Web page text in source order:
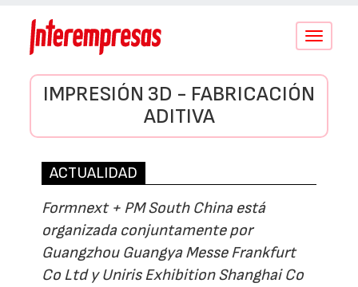
Conmutar
IMPRESIÓN 3D - FABRICACIÓN
ADITIVA
ACTUALIDAD
Formnext + PM South China está
organizada conjuntamente por
Guangzhou Guangya Messe Frankfurt
Co Ltd y Uniris Exhibition Shanghai Co